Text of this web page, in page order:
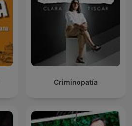
Criminopatía